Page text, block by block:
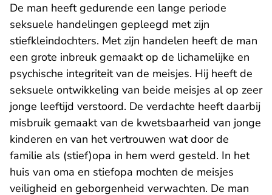
De man heeft gedurende een lange periode
seksuele handelingen gepleegd met zijn
stiefkleindochters. Met zijn handelen heeft de man
een grote inbreuk gemaakt op de lichamelijke en
psychische integriteit van de meisjes. Hij heeft de
seksuele ontwikkeling van beide meisjes al op zeer
jonge leeftijd verstoord. De verdachte heeft daarbij
misbruik gemaakt van de kwetsbaarheid van jonge
kinderen en van het vertrouwen wat door de
familie als (stief)opa in hem werd gesteld. In het
huis van oma en stiefopa mochten de meisjes
veiligheid en geborgenheid verwachten. De man